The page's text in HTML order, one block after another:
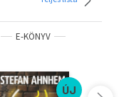
E-KÖNYV
ÚJ